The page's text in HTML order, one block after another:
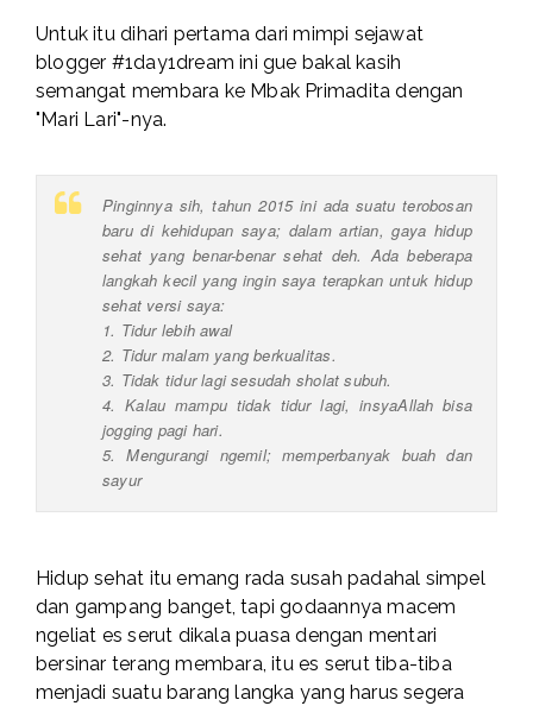
Untuk itu dihari pertama dari mimpi sejawat
blogger #1day1dream ini gue bakal kasih
semangat membara ke Mbak Primadita dengan
"Mari Lari"-nya.
Pinginnya sih, tahun 2015 ini ada suatu terobosan
baru di kehidupan saya; dalam artian, gaya hidup
sehat yang benar-benar sehat deh. Ada beberapa
langkah kecil yang ingin saya terapkan untuk hidup
sehat versi saya:
1. Tidur lebih awal
2. Tidur malam yang berkualitas.
3. Tidak tidur lagi sesudah sholat subuh.
4. Kalau mampu tidak tidur lagi, insyaAllah bisa
jogging pagi hari.
5. Mengurangi ngemil; memperbanyak buah dan
sayur
Hidup sehat itu emang rada susah padahal simpel
dan gampang banget, tapi godaannya macem
ngeliat es serut dikala puasa dengan mentari
bersinar terang membara, itu es serut tiba-tiba
menjadi suatu barang langka yang harus segera